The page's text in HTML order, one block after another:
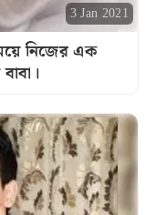
3 Jan 2021
নিজের এক